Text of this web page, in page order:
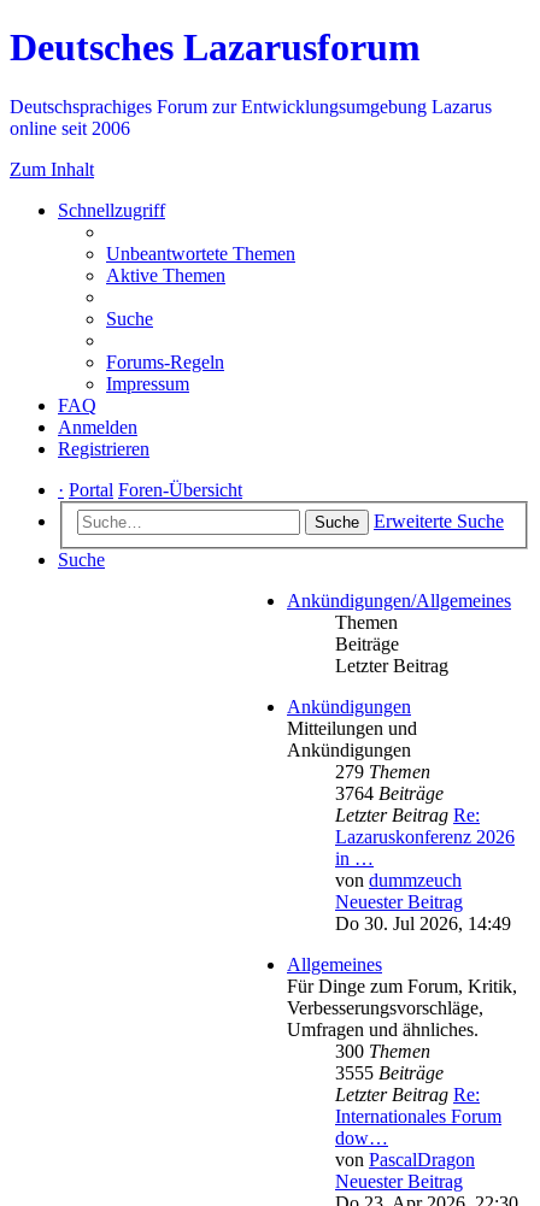
Deutsches Lazarusforum
Deutschsprachiges Forum zur Entwicklungsumgebung Lazarus
online seit 2006
Zum Inhalt
Schnellzugriff
Unbeantwortete Themen
Aktive Themen
Suche
Forums-Regeln
Impressum
FAQ
Anmelden
Registrieren
· Portal Foren-Übersicht
Suche
Erweiterte Suche
Suche
Ankündigungen/Allgemeines
Themen
Beiträge
Letzter Beitrag
Ankündigungen
Mitteilungen und
Ankündigungen
279 Themen
3764 Beiträge
Letzter Beitrag Re:
Lazaruskonferenz 2026
in …
von dummzeuch
Neuester Beitrag
Do 30. Jul 2026, 14:49
Allgemeines
Für Dinge zum Forum, Kritik,
Verbesserungsvorschläge,
Umfragen und ähnliches.
300 Themen
3555 Beiträge
Letzter Beitrag Re:
Internationales Forum
dow…
von PascalDragon
Neuester Beitrag